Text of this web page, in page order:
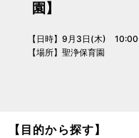
園】
【日時】9月3日(木)
【場所】聖浄保育園
【目的から探す】